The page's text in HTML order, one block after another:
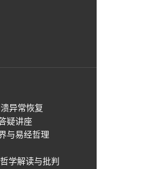
异常恢复
疑讲座
与易经哲理
学解读与批判